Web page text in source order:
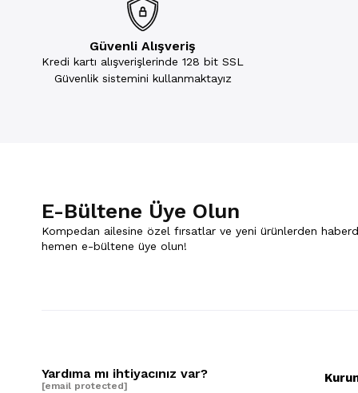
Güvenli Alışveriş
Kredi kartı alışverişlerinde 128 bit SSL
Güvenlik sistemini kullanmaktayız
E-Bültene Üye Olun
Kompedan ailesine özel fırsatlar ve yeni ürünlerden
hemen e-bültene üye olun!
Yardıma mı ihtiyacınız var?
[email protected]